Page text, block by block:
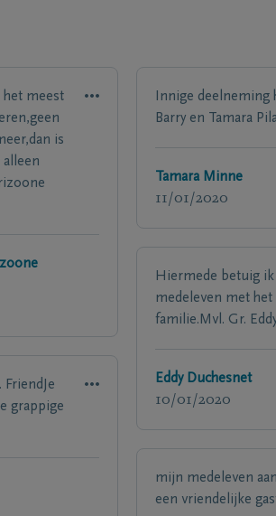
het meest
is
grappige
Innige deelneming
Barry en Tamara
Tamara Minne
11/01/2020
Hiermede betuig
medeleven met
familie.Mvl. Gr.
Eddy Duchesnet
10/01/2020
mijn medeleven
een vriendelijke